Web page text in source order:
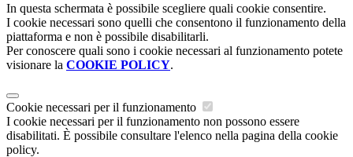
In questa schermata è possibile scegliere quali cookie consentire.
I cookie necessari sono quelli che consentono il funzionamento della
piattaforma e non è possibile disabilitarli.
Per conoscere quali sono i cookie necessari al funzionamento potete
visionare la COOKIE POLICY.
Cookie necessari per il funzionamento
I cookie necessari per il funzionamento non possono essere
disabilitati. È possibile consultare l'elenco nella pagina della cookie
policy.